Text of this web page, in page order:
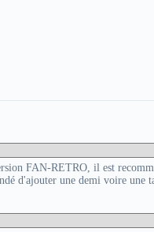
FAN-RETRO, il est
d'ajouter une demi voire une